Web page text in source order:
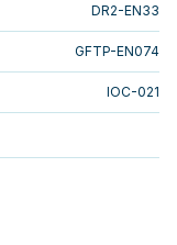
DR2-EN33
GFTP-EN074
IOC-021